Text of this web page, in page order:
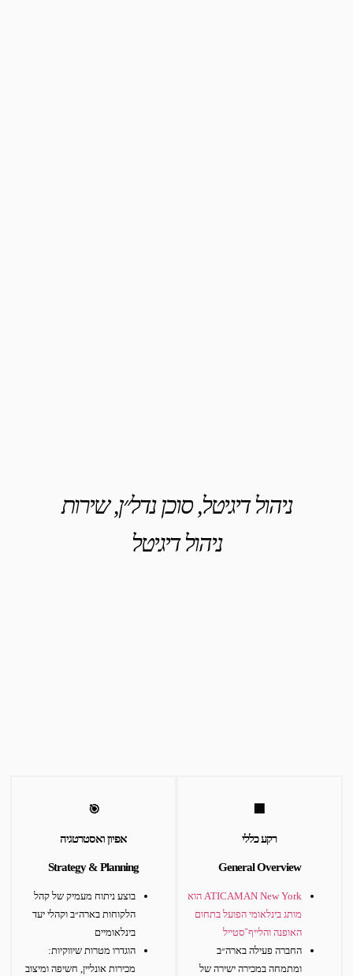
ניהול דיגיטל, סוכן נדל״ן, שירות
ניהול דיגיטל
🏢
רקע כללי
General Overview
ATICAMAN New York הוא
מותג בינלאומי הפועל בתחום
האופנה והלייף־סטייל
החברה פעילה בארה״ב
ומתמחה במכירה ישירה של
🎯
אפיון ואסטרטגיה
Strategy & Planning
בוצע ניתוח מעמיק של קהל
הלקוחות בארה״ב וקהלי יעד
בינלאומיים
הוגדרו מטרות שיווקיות:
מכירות אונליין, חשיפה ומיצוב